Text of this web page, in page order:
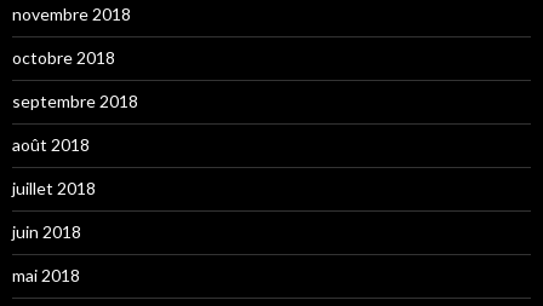
novembre 2018
octobre 2018
septembre 2018
août 2018
juillet 2018
juin 2018
mai 2018